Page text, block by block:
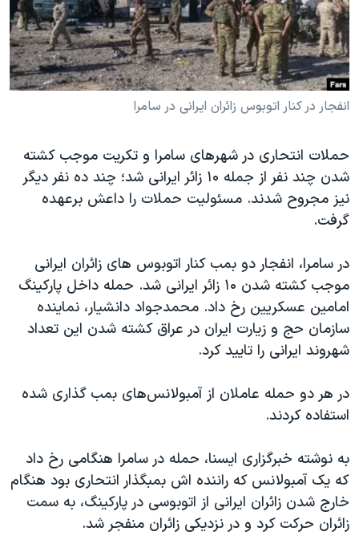
فرهنگ و زندگی
حقوق شهروندی
اقتصادی
علم و فناوری
گالری عکس
آرشیو پخش زنده
مستندها
انتخابات ریاست جمهوری آمریکا ۲۰۲۴
حمله جمهوری اسلامی به اسرائیل
رمز مهسا
اعتراضات زن، زندگی، آزادی
مجموعه مستندهای دادخواهی
تریبونال مردمی آبان ۹۸
چهل سال گروگان‌گیری
قانون شفافیت دارائی کادر رهبری ایران
اعتراضات مردمی آبان ۹۸
اسرائیل در جنگ
نرگس محمدی برنده جایزه نوبل صلح
همایش محافظه‌کاران آمریکا «سی‌پک»
صفحه‌های ویژه
سفر پرزیدنت ترامپ به چین
دنبال کنید
انفجار در کنار اتوبوس زائران ایرانی در سامرا
حملات انتحاری در شهرهای سامرا و تکریت موجب کشته
شدن چند نفر از جمله ۱۰ زائر ایرانی شد؛ چند ده نفر دیگر
نیز مجروح شدند. مسئولیت حملات را داعش برعهده
گرفت.
در سامرا، انفجار دو بمب کنار اتوبوس های زائران ایرانی
موجب کشته شدن ۱۰ زائر ایرانی شد. حمله داخل پارکینگ
امامین عسکریین رخ داد. محمدجواد دانشیار، نماینده
سازمان حج و زیارت ایران در عراق کشته شدن این تعداد
شهروند ایرانی را تایید کرد.
در هر دو حمله عاملان از آمبولانس‌های بمب گذاری شده
استفاده کردند.
به نوشته خبرگزاری ایسنا، حمله در سامرا هنگامی رخ داد
که یک آمبولانس که راننده اش بمبگذار انتحاری بود هنگام
خارج شدن زائران ایرانی از اتوبوسی در پارکینگ، به سمت
زائران حرکت کرد و در نزدیکی زائران منفجر شد.